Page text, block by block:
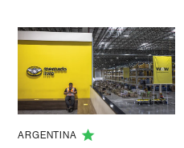
ARGENTINA